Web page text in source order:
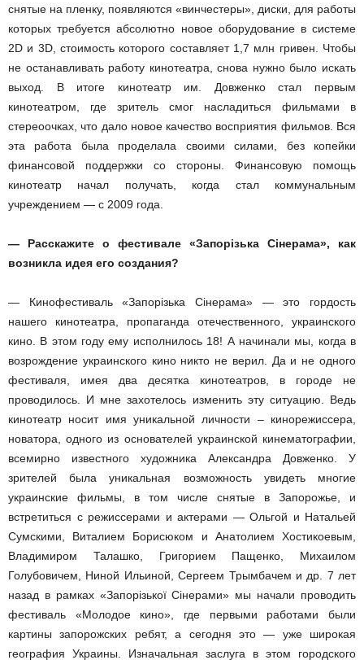
снятые на пленку, появляются «винчестеры», диски, для работы
которых требуется абсолютно новое оборудование в системе
2D и 3D, стоимость которого составляет 1,7 млн гривен. Чтобы
не останавливать работу кинотеатра, снова нужно было искать
выход. В итоге кинотеатр им. Довженко стал первым
кинотеатром, где зритель смог насладиться фильмами в
стереоочках, что дало новое качество восприятия фильмов. Вся
эта работа была проделала своими силами, без копейки
финансовой поддержки со стороны. Финансовую помощь
кинотеатр начал получать, когда стал коммунальным
учреждением — с 2009 года.
— Расскажите о фестивале «Запорізька Сінерама», как
возникла идея его создания?
— Кинофестиваль «Запорізька Сінерама» — это гордость
нашего кинотеатра, пропаганда отечественного, украинского
кино. В этом году ему исполнилось 18! А начинали мы, когда в
возрождение украинского кино никто не верил. Да и не одного
фестиваля, имея два десятка кинотеатров, в городе не
проводилось. И мне захотелось изменить эту ситуацию. Ведь
кинотеатр носит имя уникальной личности – кинорежиссера,
новатора, одного из основателей украинской кинематографии,
всемирно известного художника Александра Довженко. У
зрителей была уникальная возможность увидеть многие
украинские фильмы, в том числе снятые в Запорожье, и
встретиться с режиссерами и актерами — Ольгой и Натальей
Сумскими, Виталием Борисюком и Анатолием Хостикоевым,
Владимиром Талашко, Григорием Пащенко, Михаилом
Голубовичем, Ниной Ильиной, Сергеем Трымбачем и др. 7 лет
назад в рамках «Запорізької Сінерами» мы начали проводить
фестиваль «Молодое кино», где первыми работами были
картины запорожских ребят, а сегодня это — уже широкая
география Украины. Изначальная заслуга в этом городского